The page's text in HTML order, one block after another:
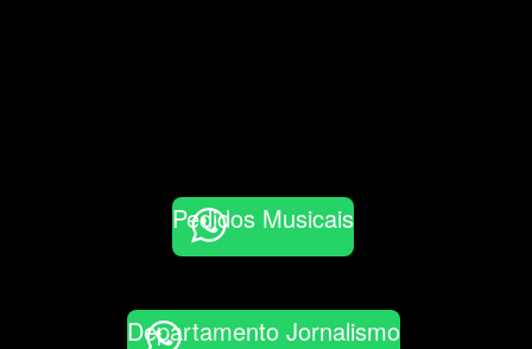
Pedidos Musicais
Departamento Jornalismo